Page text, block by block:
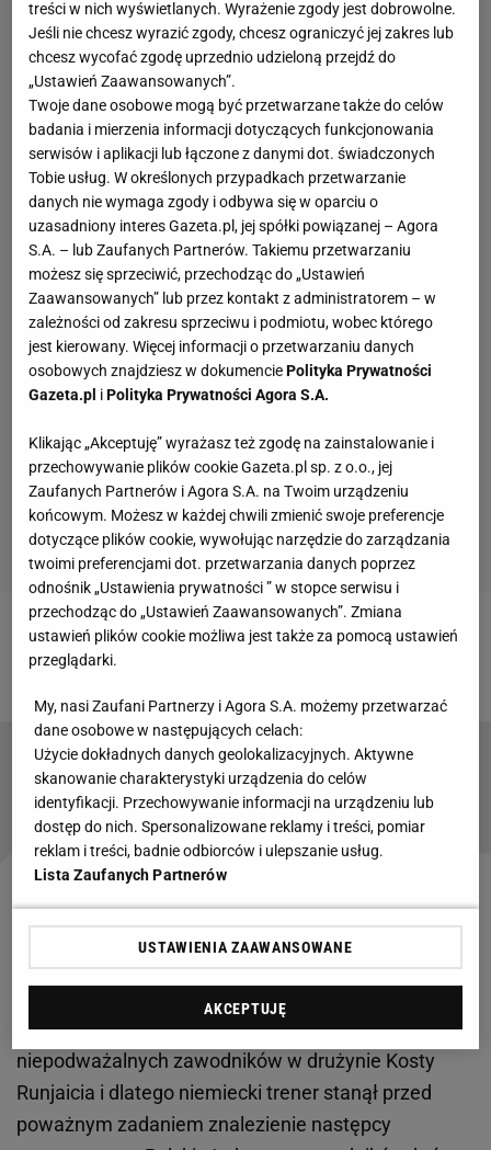
Zobacz wideoWielka piłka po 26 latach wróciła do
Spodka! Legendy na murawie
Media: Legia szykuje sensacyjny transfer z
Anglii. W CV Arsenal i Barcelona
Jurgen Celhaka doznał urazu na treningu. A
Bartosz Slisz lada moment zostanie piłkarzem
Atlanty United
Bartosz Slisz był jednym z podstawowych i
niepodważalnych zawodników w drużynie Kosty
Runjaicia i dlatego niemiecki trener stanął przed
poważnym zadaniem znalezienie następcy
treści w nich wyświetlanych. Wyrażenie zgody jest dobrowolne.
Jeśli nie chcesz wyrazić zgody, chcesz ograniczyć jej zakres lub
chcesz wycofać zgodę uprzednio udzieloną przejdź do
„Ustawień Zaawansowanych”.
Twoje dane osobowe mogą być przetwarzane także do celów
badania i mierzenia informacji dotyczących funkcjonowania
serwisów i aplikacji lub łączone z danymi dot. świadczonych
Tobie usług. W określonych przypadkach przetwarzanie
danych nie wymaga zgody i odbywa się w oparciu o
uzasadniony interes Gazeta.pl, jej spółki powiązanej – Agora
S.A. – lub Zaufanych Partnerów. Takiemu przetwarzaniu
możesz się sprzeciwić, przechodząc do „Ustawień
Zaawansowanych” lub przez kontakt z administratorem – w
zależności od zakresu sprzeciwu i podmiotu, wobec którego
jest kierowany. Więcej informacji o przetwarzaniu danych
osobowych znajdziesz w dokumenciePolityka Prywatności
Gazeta.pl iPolityka Prywatności Agora S.A.
Klikając „Akceptuję” wyrażasz też zgodę na zainstalowanie i
przechowywanie plików cookie Gazeta.pl sp. z o.o., jej
Zaufanych Partnerów i Agora S.A. na Twoim urządzeniu
końcowym. Możesz w każdej chwili zmienić swoje preferencje
dotyczące plików cookie, wywołując narzędzie do zarządzania
twoimi preferencjami dot. przetwarzania danych poprzez
odnośnik „Ustawienia prywatności ” w stopce serwisu i
przechodząc do „Ustawień Zaawansowanych”. Zmiana
ustawień plików cookie możliwa jest także za pomocą ustawień
przeglądarki.
My, nasi Zaufani Partnerzy i Agora S.A. możemy przetwarzać
dane osobowe w następujących celach:
Użycie dokładnych danych geolokalizacyjnych. Aktywne
skanowanie charakterystyki urządzenia do celów
identyfikacji. Przechowywanie informacji na urządzeniu lub
dostęp do nich. Spersonalizowane reklamy i treści, pomiar
reklam i treści, badnie odbiorców i ulepszanie usług.
Lista Zaufanych Partnerów
USTAWIENIA ZAAWANSOWANE
AKCEPTUJĘ